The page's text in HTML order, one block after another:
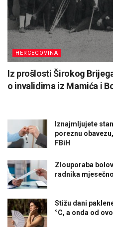
HERCEGOVINA
Iz prošlosti Širokog
o invalidima iz Mamića i
Iznajmljujete
poreznu
FBiH
Zlouporaba
radnika
Stižu dani
°C, a onda od